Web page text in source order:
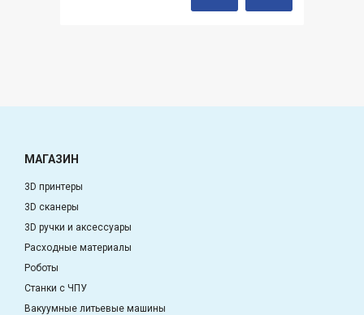
МАГАЗИН
3D принтеры
3D сканеры
3D ручки и аксессуары
Расходные материалы
Роботы
Станки с ЧПУ
Вакуумные литьевые машины